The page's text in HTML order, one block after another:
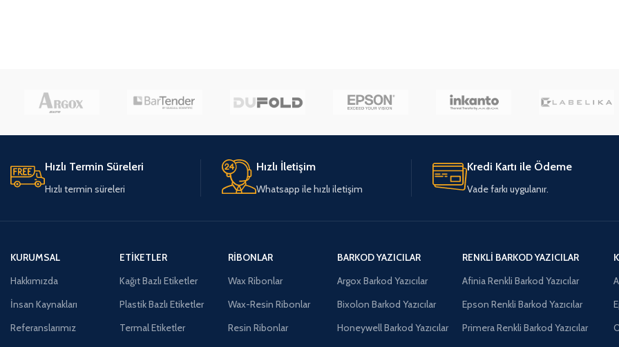
Hızlı Termin Süreleri
Hızlı termin süreleri
Hızlı İletişim
Whatsapp ile hızlı iletişim
Kredi Kartı ile Ödeme
Vade farkı uygulanır.
KURUMSAL
Hakkımızda
İnsan Kaynakları
Referanslarımız
ETIKETLER
Kağıt Bazlı Etiketler
Plastik Bazlı Etiketler
Termal Etiketler
RIBONLAR
Wax Ribonlar
Wax-Resin Ribonlar
Resin Ribonlar
BARKOD YAZICILAR
Argox Barkod Yazıcılar
Bixolon Barkod Yazıcılar
Honeywell Barkod Yazıcılar
RENKLI BARKOD YAZICILAR
Afinia Renkli Barkod Yazıcılar
Epson Renkli Barkod Yazıcılar
Primera Renkli Barkod Yazıcılar